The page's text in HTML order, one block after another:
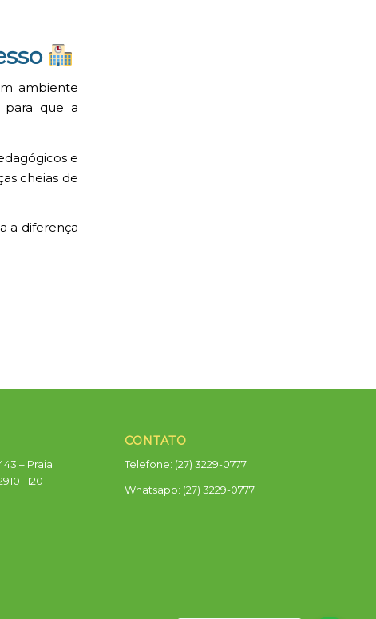
ambiente
para que a
e
cheias de
a diferença
– Praia
120
CONTATO
Telefone: (27) 3229-0777
Whatsapp: (27) 3229-0777